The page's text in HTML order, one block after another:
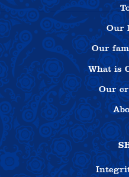
Our
Our
What is
Our